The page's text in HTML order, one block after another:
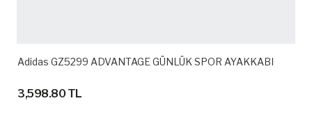
Adidas GZ5299 ADVANTAGE GÜNLÜK SPOR AYAKKABI
3,598.80 TL